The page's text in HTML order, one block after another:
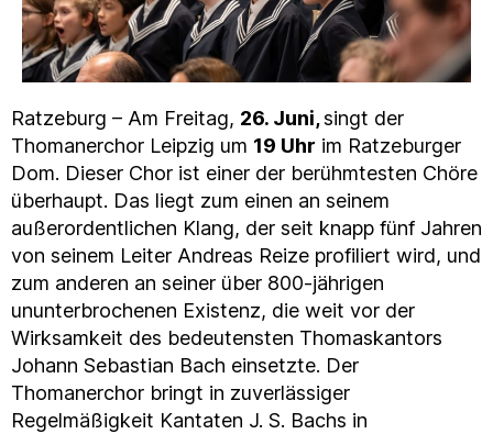
Ratzeburg – Am Freitag, 26. Juni,singt der
Thomanerchor Leipzig um 19 Uhr im Ratzeburger
Dom. Dieser Chor ist einer der berühmtesten Chöre
überhaupt. Das liegt zum einen an seinem
außerordentlichen Klang, der seit knapp fünf Jahren
von seinem Leiter Andreas Reize profiliert wird, und
zum anderen an seiner über 800-jährigen
ununterbrochenen Existenz, die weit vor der
Wirksamkeit des bedeutensten Thomaskantors
Johann Sebastian Bach einsetzte. Der
Thomanerchor bringt in zuverlässiger
Regelmäßigkeit Kantaten J. S. Bachs in